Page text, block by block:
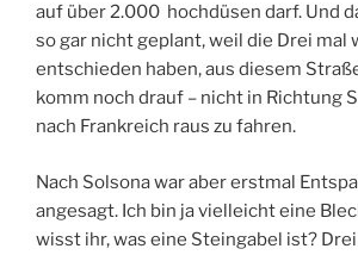
auf über 2.000 hochdüsen darf. Und
so gar nicht geplant, weil die Drei mal
entschieden haben, aus diesem
komm noch drauf – nicht in Richtung
nach Frankreich raus zu fahren.
Nach Solsona war aber erstmal
angesagt. Ich bin ja vielleicht eine
wisst ihr, was eine Steingabel ist?